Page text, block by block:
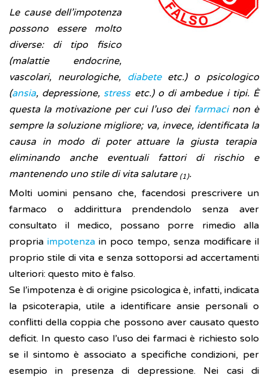
Le cause dell’impotenza
possono essere molto
diverse: di tipo fisico
(malattie endocrine,
vascolari, neurologiche, diabete etc.) o psicologico
(ansia, depressione, stressetc.) o di ambedue i tipi. È
questa la motivazione per cui l’uso dei farmacinon è
sempre la soluzione migliore; va, invece, identificata la
causa in modo di poter attuare la giusta
terapia
eliminando anche eventuali fattori di rischio e
mantenendo uno stile di vita salutare (1).
Molti uomini pensano che, facendosi prescrivere un
farmaco o addirittura prendendolo senza aver
consultato il medico, possano porre rimedio alla
propriaimpotenza in poco tempo, senza modificare il
proprio stile di vita e senza sottoporsi ad accertamenti
ulteriori: questo mito è falso.
Se l’impotenza è di origine psicologica è, infatti, indicata
la psicoterapia, utile a identificare ansie personali o
conflitti della coppia che possono aver causato questo
deficit. In questo caso l’uso dei farmaci è richiesto solo
se il sintomo è associato a specifiche condizioni, per
esempio in presenza di depressione. Nei casi di